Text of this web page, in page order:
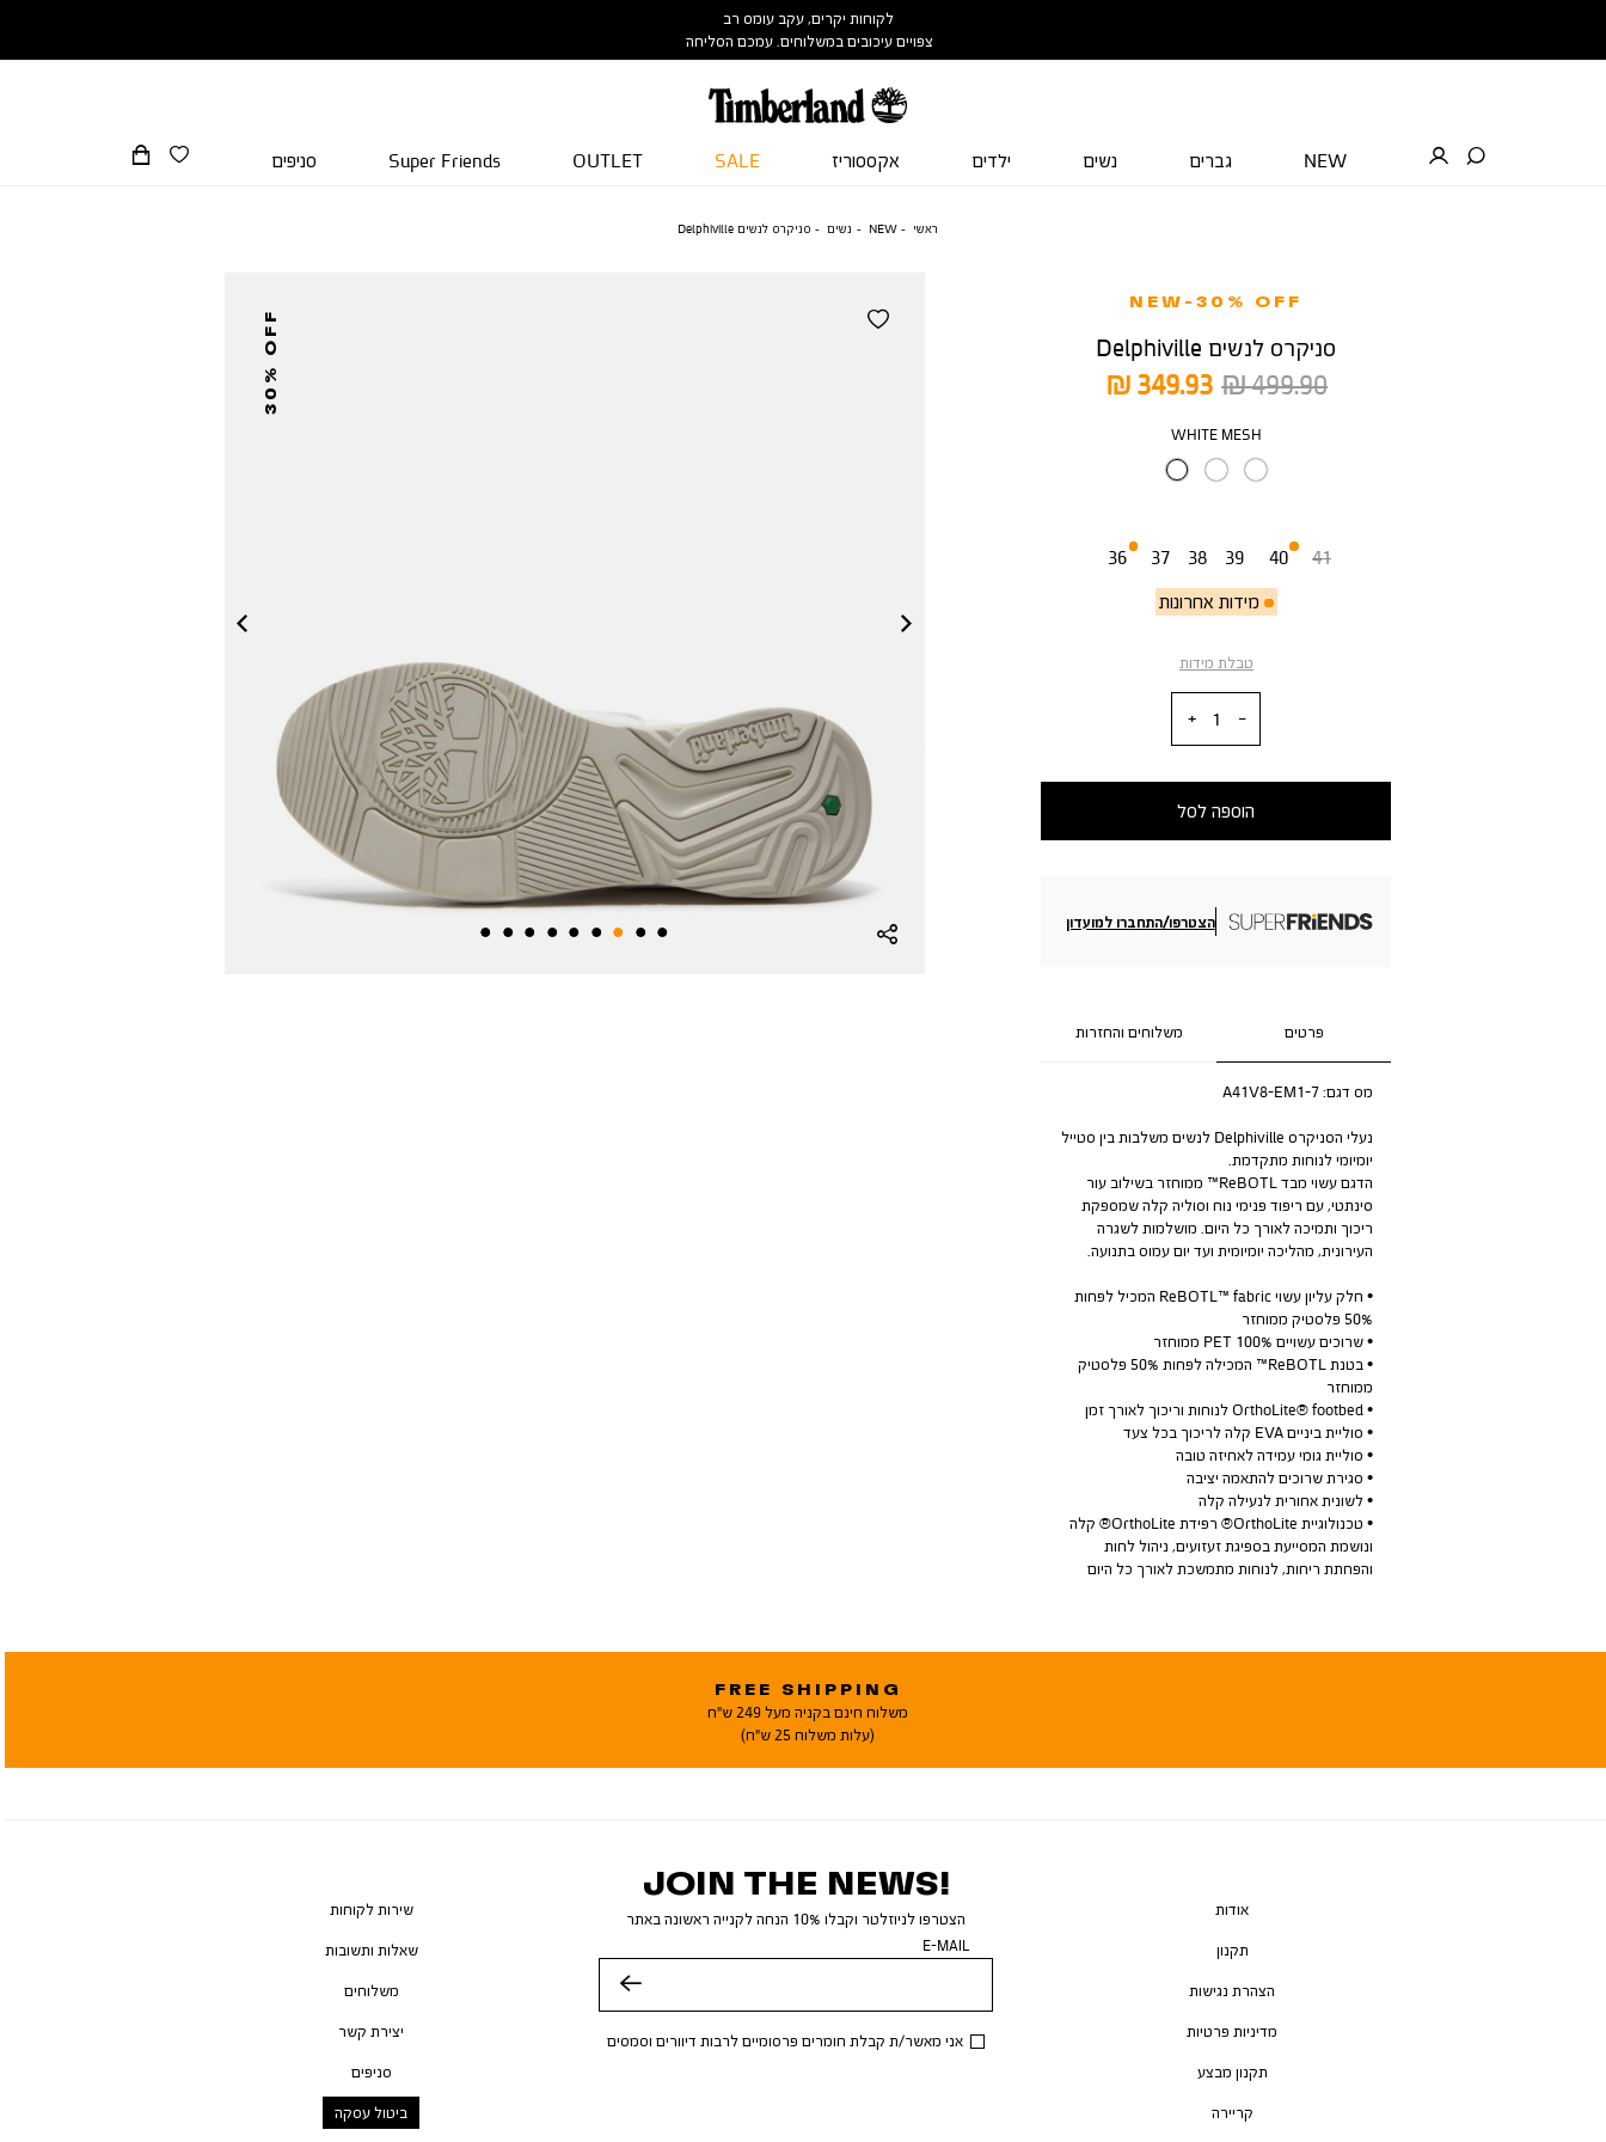
לקוחות יקרים, עקב עומס רב
צפויים עיכובים במשלוחים. עמכם הסליחה
NEW גברים נשים ילדים אקססוריז SALE
OUTLET
Super Friends סניפים
ראשי NEW נשים סניקרס לנשים Delphiville
30% OFF
NEW-30% OFF
סניקרס לנשים Delphiville
מחיר
מוצר
349.93 ₪
מחיר
499.90 ₪
צבע
WHITE MESH
36
מידות אחרונות
37 38 39 40 41
טבלת מידות
הוספה לסל
הצטרפו/התחברו למועדון
פרטים משלוחים והחזרות
מס דגם:A41V8-EM1-7
נעלי הסניקרס Delphiville לנשים משלבות בין סטייל
יומיומי לנוחות מתקדמת.
הדגם עשוי מבד ReBOTL™ ממוחזר בשילוב עור
סינתטי, עם ריפוד פנימי נוח וסוליה קלה שמספקת
ריכוך ותמיכה לאורך כל היום. מושלמות לשגרה
העירונית, מהליכה יומיומית ועד יום עמוס בתנועה.
• חלק עליון עשוי ReBOTL™ fabric המכיל לפחות
50% פלסטיק ממוחזר
• שרוכים עשויים 100% PET ממוחזר
• בטנת ReBOTL™ המכילה לפחות 50% פלסטיק
ממוחזר
• OrthoLite® footbed לנוחות וריכוך לאורך זמן
• סוליית ביניים EVA קלה לריכוך בכל צעד
• סוליית גומי עמידה לאחיזה טובה
• סגירת שרוכים להתאמה יציבה
• לשונית אחורית לנעילה קלה
• טכנולוגיית OrthoLite® רפידת OrthoLite® קלה
ונושמת המסייעת בספיגת זעזועים, ניהול לחות
והפחתת ריחות, לנוחות מתמשכת לאורך כל היום
FREE SHIPPING
משלוח חינם בקניה מעל 249 ש"ח
(עלות משלוח 25 ש"ח)
JOIN THE NEWS!
הצטרפו לניוזלטר וקבלו 10% הנחה לקנייה ראשונה באתר
E-MAIL
אני מאשר/ת קבלת חומרים פרסומיים לרבות דיוורים וסמסים
אודות
תקנון
הצהרת נגישות
מדיניות פרטיות
תקנון מבצע
קריירה
שירות לקוחות
שאלות ותשובות
משלוחים
יצירת קשר
סניפים
ביטול עסקה